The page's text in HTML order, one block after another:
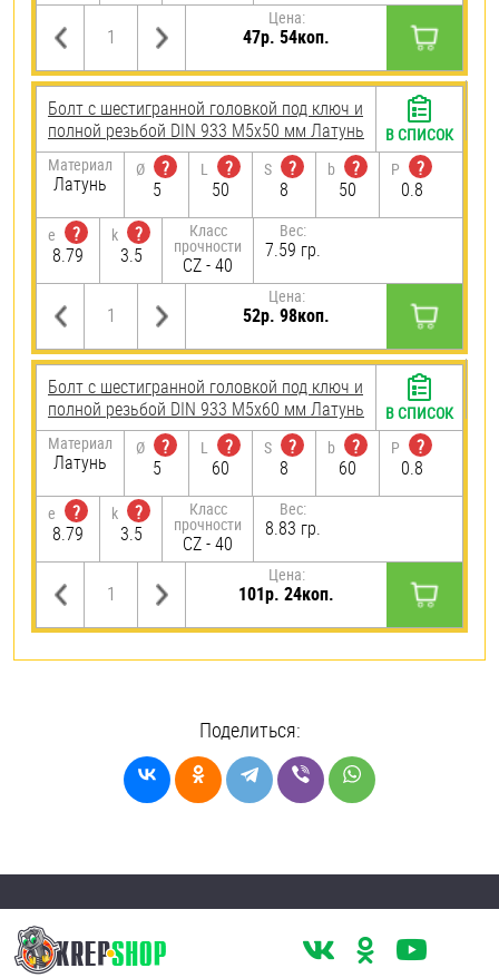
Цена:
47р. 54коп.
Болт с шестигранной головкой под ключ и
полной резьбой DIN 933 М5х50 мм Латунь
Материал
Латунь
Ø
?
5
L
?
50
S
?
8
b
?
50
P
?
0.8
e
?
8.79
k
?
3.5
Класс
прочности
CZ - 40
Вес:
7.59 гр.
Цена:
52р. 98коп.
В СПИСОК
Болт с шестигранной головкой под ключ и
полной резьбой DIN 933 М5х60 мм Латунь
Материал
Латунь
Ø
?
5
L
?
60
S
?
8
b
?
60
P
?
0.8
e
?
8.79
k
?
3.5
Класс
прочности
CZ - 40
Вес:
8.83 гр.
Цена:
101р. 24коп.
В СПИСОК
Поделиться: